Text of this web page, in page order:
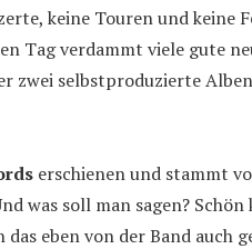
keine Touren und keine
Tag verdammt viele gute
zwei selbstproduzierte
erschienen und stammt
was soll man sagen?
eben von der Band auch